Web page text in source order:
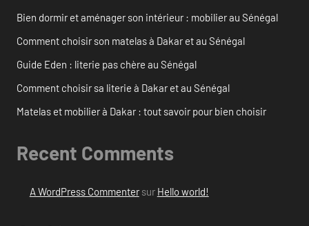
Bien dormir et aménager son intérieur : mobilier au Sénégal
Comment choisir son matelas à Dakar et au Sénégal
Guide Eden : literie pas chère au Sénégal
Comment choisir sa literie à Dakar et au Sénégal
Matelas et mobilier à Dakar : tout savoir pour bien choisir
Recent Comments
A WordPress Commentersur Hello world!